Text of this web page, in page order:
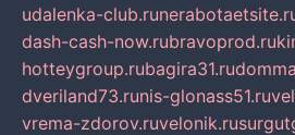
udalenka-club.ru
dash-cash-now.rubravoprod.ru
hotteygroup.rubagira31.ru
dveriland73.runis-glonass51.ru
vrema-zdorov.ruvelonik.ru